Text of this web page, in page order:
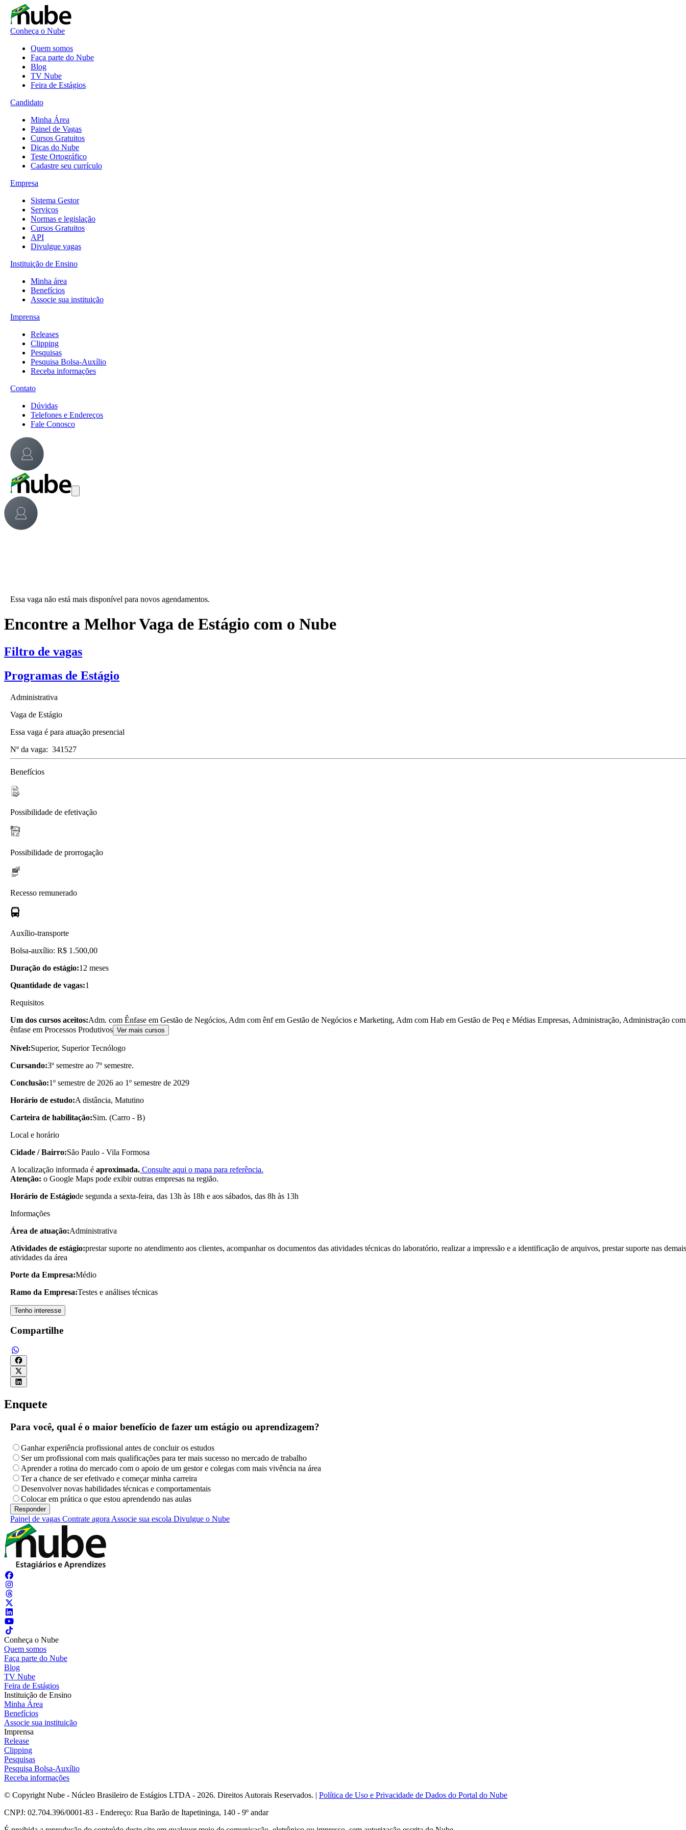
Conheça o Nube
Quem somos
Faça parte do Nube
Blog
TV Nube
Feira de Estágios
Candidato
Minha Área
Painel de Vagas
Cursos Gratuitos
Dicas do Nube
Teste Ortográfico
Cadastre seu currículo
Empresa
Sistema Gestor
Serviços
Normas e legislação
Cursos Gratuitos
API
Divulgue vagas
Instituição de Ensino
Minha área
Benefícios
Associe sua instituição
Imprensa
Releases
Clipping
Pesquisas
Pesquisa Bolsa-Auxílio
Receba informações
Contato
Dúvidas
Telefones e Endereços
Fale Conosco
Essa vaga não está mais disponível para novos agendamentos.
Encontre a Melhor Vaga de Estágio com o Nube
Filtro de vagas
Programas de Estágio
Administrativa
Vaga de Estágio
Essa vaga é para atuação presencial
Nº da vaga: 341527
Benefícios
Possibilidade de efetivação
Possibilidade de prorrogação
Recesso remunerado
Auxílio-transporte
Bolsa-auxílio: R$ 1.500,00
Duração do estágio:12 meses
Quantidade de vagas:1
Requisitos
Um dos cursos aceitos:Adm. com Ênfase em Gestão de Negócios, Adm com ênf em Gestão de Negócios e Marketing, Adm com Hab em Gestão de Peq e Médias Empresas, Administração, Administração com
ênfase em Processos Produtivos Ver mais cursos
Nível:Superior, Superior Tecnólogo
Cursando:3º semestre ao 7º semestre.
Conclusão:1º semestre de 2026 ao 1º semestre de 2029
Horário de estudo:A distância, Matutino
Carteira de habilitação:Sim. (Carro - B)
Local e horário
Cidade / Bairro:São Paulo - Vila Formosa
A localização informada é aproximada. Consulte aqui o mapa para referência.
Atenção: o Google Maps pode exibir outras empresas na região.
Horário de Estágiode segunda a sexta-feira, das 13h às 18h e aos sábados, das 8h às 13h
Informações
Área de atuação:Administrativa
Atividades de estágio:prestar suporte no atendimento aos clientes, acompanhar os documentos das atividades técnicas do laboratório, realizar a impressão e a identificação de arquivos, prestar suporte nas demais
atividades da área
Porte da Empresa:Médio
Ramo da Empresa:Testes e análises técnicas
Tenho interesse
Compartilhe
Enquete
Para você, qual é o maior benefício de fazer um estágio ou aprendizagem?
Ganhar experiência profissional antes de concluir os estudos
Ser um profissional com mais qualificações para ter mais sucesso no mercado de trabalho
Aprender a rotina do mercado com o apoio de um gestor e colegas com mais vivência na área
Ter a chance de ser efetivado e começar minha carreira
Desenvolver novas habilidades técnicas e comportamentais
Colocar em prática o que estou aprendendo nas aulas
Painel de vagas Contrate agora Associe sua escola Divulgue o Nube
Conheça o Nube
Quem somos
Faça parte do Nube
Blog
TV Nube
Feira de Estágios
Instituição de Ensino
Minha Área
Benefícios
Associe sua instituição
Imprensa
Release
Clipping
Pesquisas
Pesquisa Bolsa-Auxílio
Receba informações
© Copyright Nube - Núcleo Brasileiro de Estágios LTDA - 2026. Direitos Autorais Reservados. | Política de Uso e Privacidade de Dados do Portal do Nube
CNPJ: 02.704.396/0001-83 - Endereço: Rua Barão de Itapetininga, 140 - 9º andar